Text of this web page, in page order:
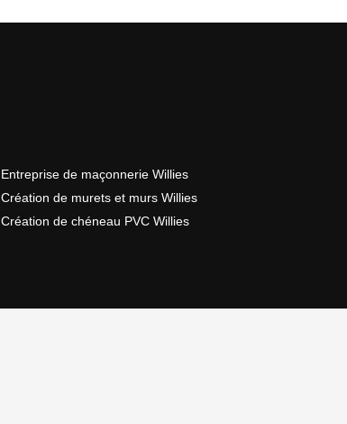
Entreprise de maçonnerie Willies
Création de murets et murs Willies
Création de chéneau PVC Willies